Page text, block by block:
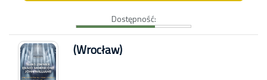
Dostępność:
(Wrocław)